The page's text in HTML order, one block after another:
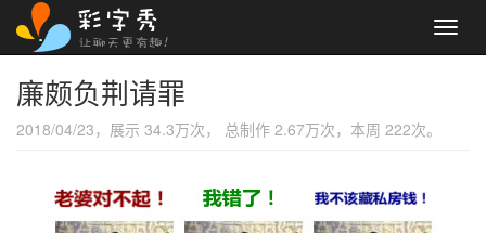
廉颇负荆请罪
2018/04/23，展示 34.3万次， 总制作 2.67万次，本周 222次。